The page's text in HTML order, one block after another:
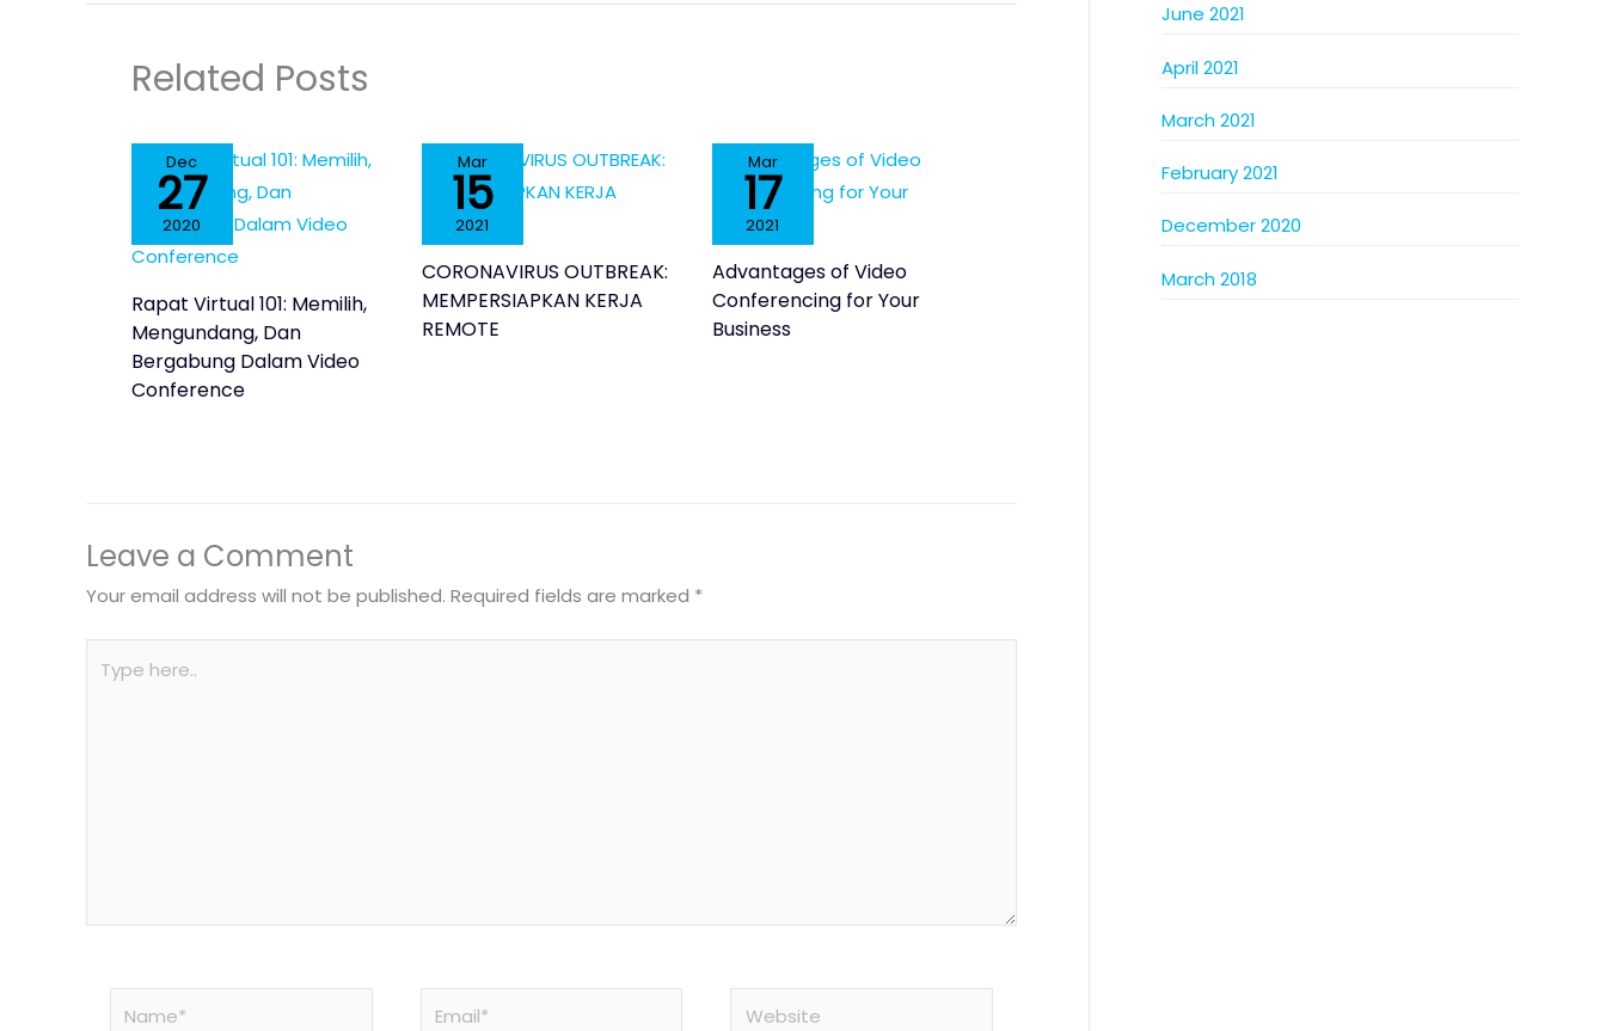
Related Posts
Dec
27
2020
Rapat Virtual 101: Memilih,
Mengundang, Dan
Bergabung Dalam Video
Conference
Mar
15
2021
CORONAVIRUS OUTBREAK:
MEMPERSIAPKAN KERJA
REMOTE
Mar
17
2021
Advantages of Video
Conferencing for Your
Business
Leave a Comment
Your email address will not be published. Required fields are marked *
here..
June 2021
April 2021
March 2021
February 2021
December 2020
March 2018